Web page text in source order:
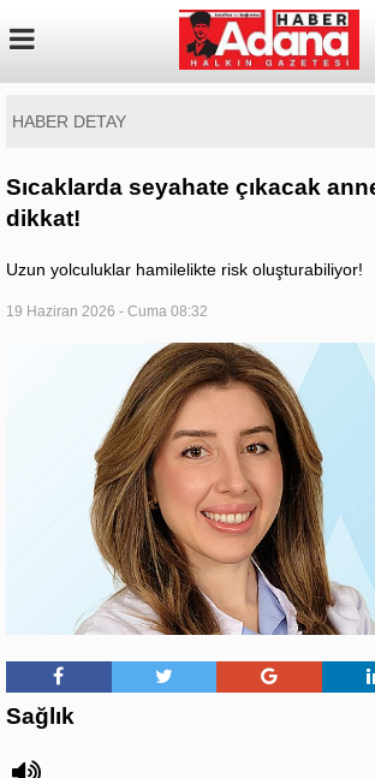
HABER DETAY
Sıcaklarda seyahate çıkacak
dikkat!
Uzun yolculuklar hamilelikte risk oluşturabiliyor!
19 Haziran 2026 - Cuma 08:32
Sağlık